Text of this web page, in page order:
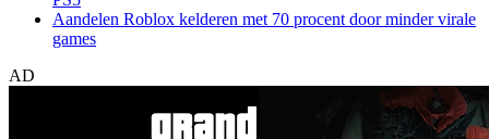
Aandelen Roblox kelderen met 70 procent door minder virale
games
AD